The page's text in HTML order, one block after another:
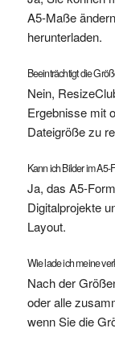
A5-Maße
herunterladen.
Beeinträchtigt die
Nein,
Ergebnisse mit
Dateigröße zu
Kann ich Bilder im
Ja, das A5-
Digitalprojekte
Layout.
Wie lade ich meine
Nach der
oder alle
wenn Sie die